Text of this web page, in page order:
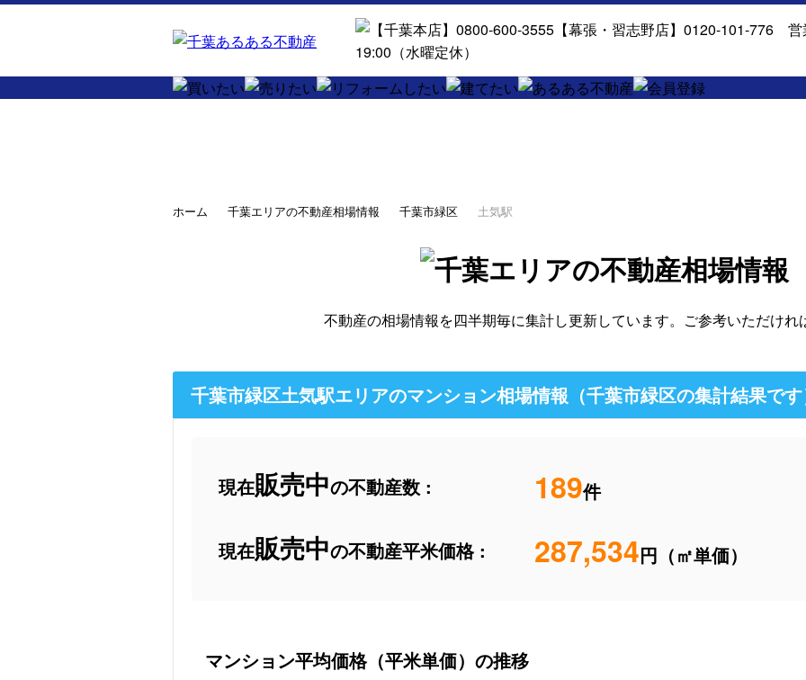
ホーム 千葉エリアの不動産相場情報 千葉市緑区 土気駅
不動産の相場情報を四半期毎に集計し更新しています。ご参考いただけれ
千葉市緑区土気駅エリアのマンション相場情報（千葉市緑区の集計結果で
現在販売中の不動産数 : 189件
現在販売中の不動産平米価格 : 287,534円（㎡単価）
マンション平均価格（平米単価）の推移